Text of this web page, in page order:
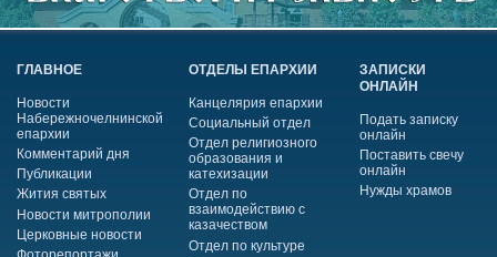
ГЛАВНОЕ
Новости
Набережночелнинской
епархии
Комментарий дня
Публикации
Жития святых
Новости митрополии
Церковные новости
ОТДЕЛЫ ЕПАРХИИ
Канцелярия епархии
Социальный отдел
Отдел религиозного
образования и
катехизации
Отдел по
взаимодействию с
казачеством
Отдел по культуре
ЗАПИСКИ
ОНЛАЙН
Подать записку
онлайн
Поставить свечу
онлайн
Нужды храмов